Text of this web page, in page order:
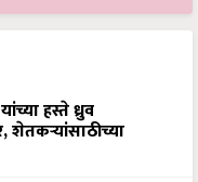
हस्ते ध्रुव
शेतकऱ्यांसाठीच्या